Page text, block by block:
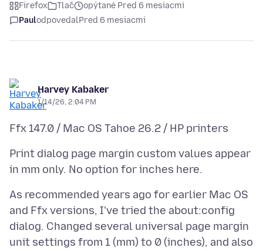
Firefox Tlač
opýtané Pred 6 mesiacmi
PaulodpovedalPred 6 mesiacmi
Harvey Kabaker
1/14/26, 2:04 PM
Print dialog page margin custom values appear
As recommended years ago for earlier Mac OS
and Ffx versions, I've tried the about:config
dialog. Changed several universal page margin
unit settings from 1 (mm) to 0 (inches), and also